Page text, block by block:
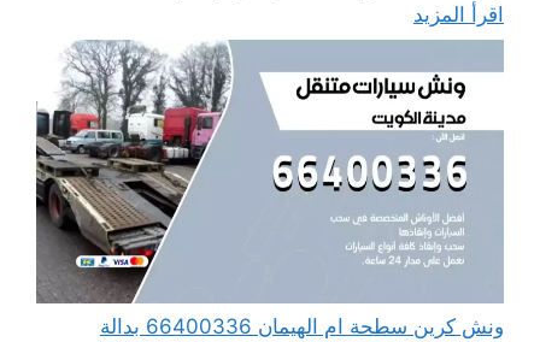
اقرأ المزيد
ونش كرين سطحة ام الهيمان 66400336 بدالة